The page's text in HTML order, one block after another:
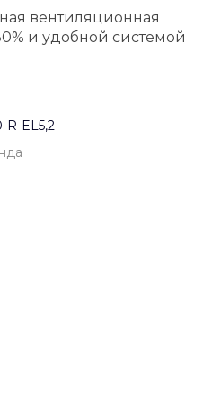
вентиляционная
и удобной системой
R-EL5,2